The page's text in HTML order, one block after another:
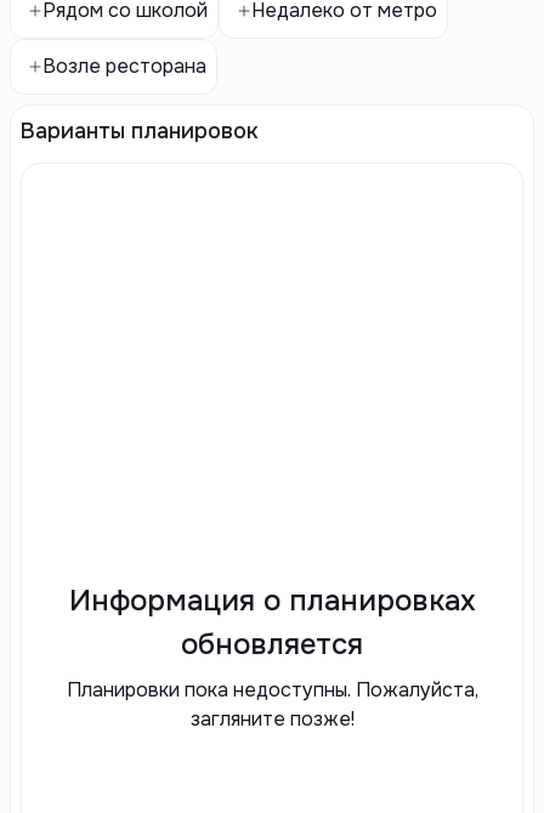
Рядом со школой Недалеко от метро
Возле ресторана
Варианты планировок
Информация о планировках
обновляется
Планировки пока недоступны. Пожалуйста,
загляните позже!